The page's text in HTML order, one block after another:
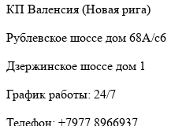
КП Валенсия (Новая рига)
Рублевское шоссе дом 68А/с6
Дзержинское шоссе дом 1
График работы: 24/7
Телефон: +7977 8966937